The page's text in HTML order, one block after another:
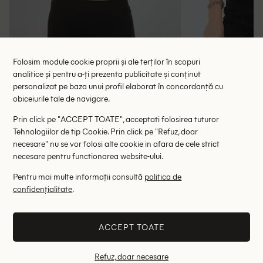
Top Bershka, verde, S
7.74 lei 39.00 lei
ULTIMA ȘANSĂ
S
Altii au fost interesati de
Folosim module cookie proprii și ale terților în scopuri
analitice și pentru a-ți prezenta publicitate și conținut
personalizat pe baza unui profil elaborat în concordanță cu
obiceiurile tale de navigare.
Prin click pe "ACCEPT TOATE", acceptati folosirea tuturor
Tehnologiilor de tip Cookie. Prin click pe "Refuz, doar
necesare" nu se vor folosi alte cookie in afara de cele strict
necesare pentru functionarea website-ului.
Pentru mai multe informații consultă politica de
confidențialitate.
ACCEPT TOATE
Refuz, doar necesare